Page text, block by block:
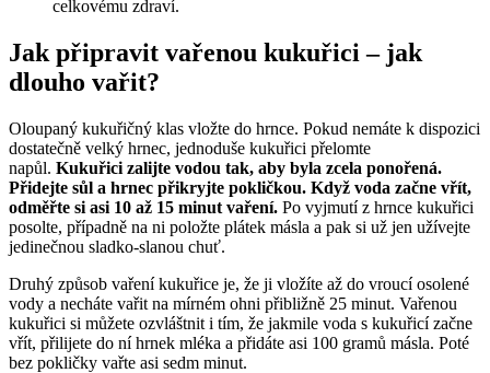
celkovému zdraví.
Jak připravit vařenou kukuřici – jak
dlouho vařit?
Oloupaný kukuřičný klas vložte do hrnce. Pokud nemáte k dispozici
dostatečně velký hrnec, jednoduše kukuřici přelomte
napůl. Kukuřici zalijte vodou tak, aby byla zcela ponořená.
Přidejte sůl a hrnec přikryjte pokličkou. Když voda začne vřít,
odměřte si asi 10 až 15 minut vaření. Po vyjmutí z hrnce kukuřici
posolte, případně na ni položte plátek másla a pak si už jen užívejte
jedinečnou sladko-slanou chuť.
Druhý způsob vaření kukuřice je, že ji vložíte až do vroucí osolené
vody a necháte vařit na mírném ohni přibližně 25 minut. Vařenou
kukuřici si můžete ozvláštnit i tím, že jakmile voda s kukuřicí začne
vřít, přilijete do ní hrnek mléka a přidáte asi 100 gramů másla. Poté
bez pokličky vařte asi sedm minut.